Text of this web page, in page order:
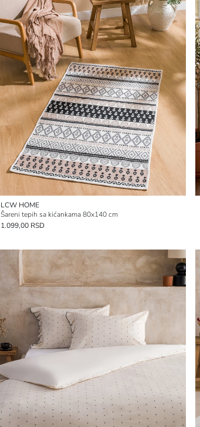
LCW HOME
Šareni tepih sa kićankama 80x140 cm
1.099,00 RSD